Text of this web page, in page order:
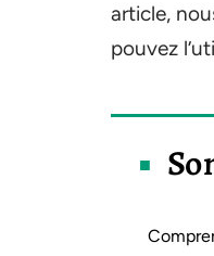
article,
pouvez